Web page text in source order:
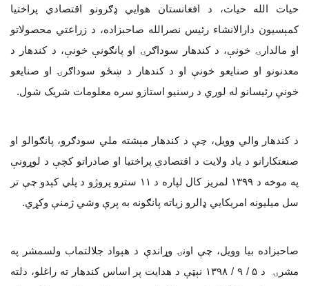
حیات الله حیات، د افغانستان هوایي ډګرونو اقتصادي پراختیا
کمېسيون دارالانشاء رئيس نصرالله صاحبزاده، د زراعتي محصولاتو
او مالدارۍ خونې، د کندهار سوداګرۍ او پانګونې خونې، د کندهار د
معدنونو او صنایعو خونې او د کندهار د ښځو سوداګرۍ او صنایعو
خونې رئيسانو له لوري د رسنیو استازو سره معلومات شریک شول.
د کندهار والي وویل، چې د کندهار مېشته ملي سودګرو، پانګوالو او
صنعتکارانو د یاد ولایت د اقتصادي پراختیا او صادراتو کچې د لوړونې
په موخه د ۱۳۹۹ لمريز کال لپاره د ۱۱ سترو پروژو د پلي کېدو چې تر
سل میلیونه امریکايي ډالرو زیاته پانګونه به پرې وشي ژمنې وکړي.
صاحبزاده بیا وویل، چې اونۍ وړاندې د هېواد جلالتماب ولسمشر په
مشرۍ د ۵ / ۹ / ۱۳۹۸
نېټې د هدایت پر اساس کندهار ته راغلو، دلته